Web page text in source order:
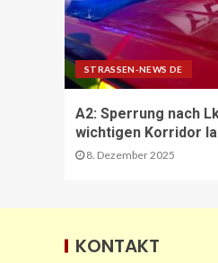
STRASSEN-NEWS DE
A2: Sperrung nach
wichtigen Korridor
8. Dezember 2025
KONTAKT